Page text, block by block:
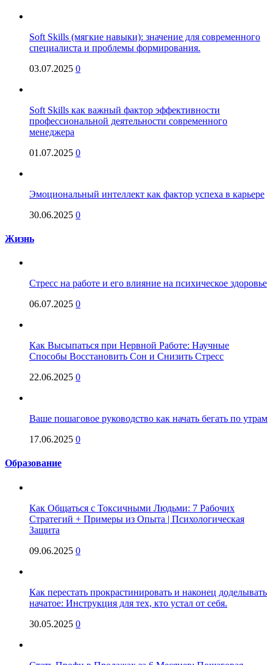
Soft Skills (мягкие навыки): значение для современного
специалиста и проблемы формирования.
03.07.2025 0
Soft Skills как важный фактор эффективности
профессиональной деятельности современного
менеджера
01.07.2025 0
Эмоциональный интеллект как фактор успеха в карьере
30.06.2025 0
Жизнь
Стресс на работе и его влияние на психическое здоровье
06.07.2025 0
Как Высыпаться при Нервной Работе: Научные
Способы Восстановить Сон и Снизить Стресс
22.06.2025 0
Ваше пошаговое руководство как начать бегать по утрам
17.06.2025 0
Образование
Как Общаться с Токсичными Людьми: 7 Рабочих
Стратегий + Примеры из Опыта | Психологическая
Защита
09.06.2025 0
Как перестать прокрастинировать и наконец доделывать
начатое: Инструкция для тех, кто устал от себя.
30.05.2025 0